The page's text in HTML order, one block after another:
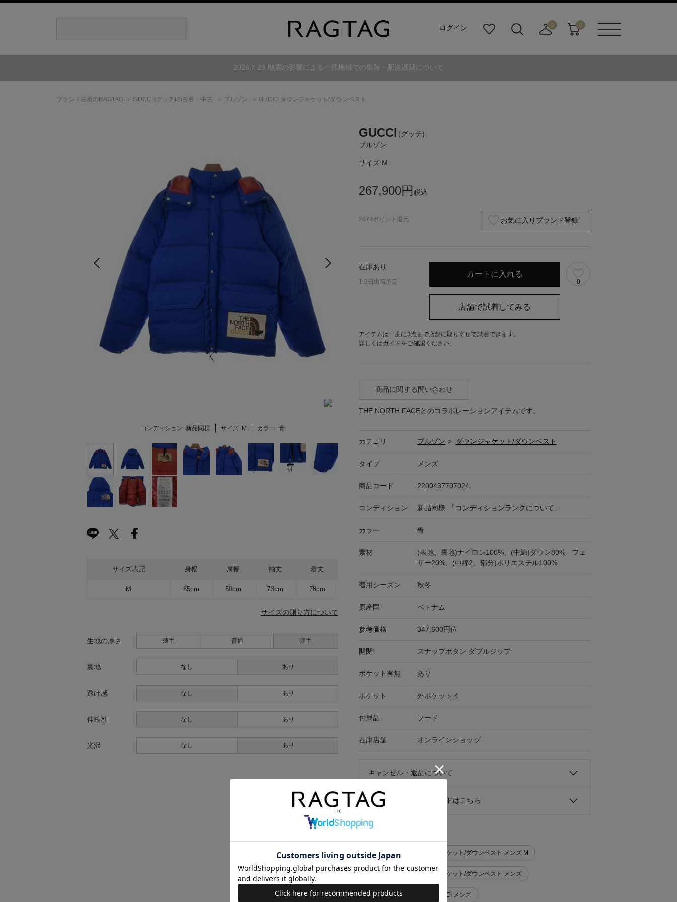
ログイン
り
ダ
0
寄
0
2026.7.29 地震の影響による一部地域での集荷・配送遅延について
ブランド古着のRAGTAG GUCCI (グッチ)の古着・中古 ブルゾン GUCCI ダウンジャケット/ダウンベスト
コンディション :新品同様 サイズ :M カラー :青
サイズ表記 身幅 肩幅 袖丈 着丈
M 65cm 50cm 73cm 78cm
サイズの測り方について
生地の厚さ 薄手 普通 厚手
裏地 なし あり
透け感 なし あり
伸縮性 なし あり
光沢 なし あり
GUCCI (グッチ)
ブルゾン
サイズ:M
267,900円 税込
2679ポイント還元 お気に入りブランド登録
在庫あり
1-2日出荷予定 0
アイテムは一度に3点まで店舗に取り寄せて試着できます。
詳しくはガイド をご確認ください。
商品に関する問い合わせ
THE NORTH FACEとのコラボレーションアイテムです。
カテゴリ ブルゾン > ダウンジャケット/ダウンベスト
タイプ メンズ
商品コード 2200437707024
コンディション 新品同様 「 コンディションランクについて 」
カラー 青
素材
(表地、裏地)ナイロン100%、(中綿)ダウン80%、フェ
ザー20%、(中綿2、部分)ポリエステル100%
着用シーズン 秋冬
原産国 ベトナム
参考価格 347,600円位
開閉 スナップボタン ダブルジップ
ポケット有無 あり
ポケット 外ポケット:4
付属品 フード
在庫店舗 オンラインショップ
キャンセル・返品について
お買い物時のご利用ガイドはこちら
似た条件で検索
GUCCI ブルゾン>ダウンジャケット/ダウンベスト メンズ M
GUCCI ブルゾン>ダウンジャケット/ダウンベスト メンズ
GUCCI メンズ M GUCCI メンズ